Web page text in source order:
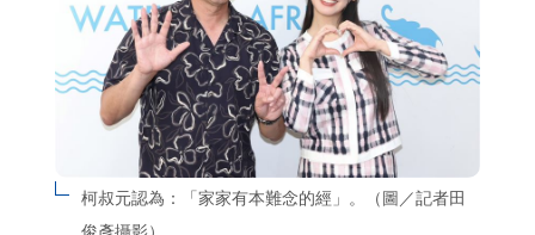
柯叔元認為：「家家有本難念的經」。（圖／記者田